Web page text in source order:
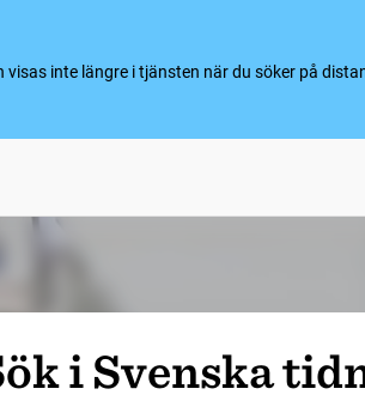
inte längre i tjänsten när du söker på
i Svenska